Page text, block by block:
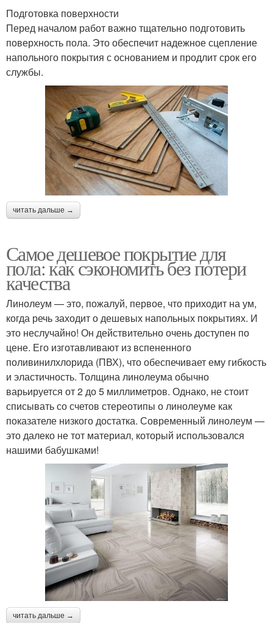
Подготовка поверхности
Перед началом работ важно тщательно подготовить
поверхность пола. Это обеспечит надежное сцепление
напольного покрытия с основанием и продлит срок его
службы.
читать дальше →
Самое дешевое покрытие для
пола: как сэкономить без потери
качества
Линолеум — это, пожалуй, первое, что приходит на ум,
когда речь заходит о дешевых напольных покрытиях. И
это неслучайно! Он действительно очень доступен по
цене. Его изготавливают из вспененного
поливинилхлорида (ПВХ), что обеспечивает ему гибкость
и эластичность. Толщина линолеума обычно
варьируется от 2 до 5 миллиметров. Однако, не стоит
списывать со счетов стереотипы о линолеуме как
показателе низкого достатка. Современный линолеум —
это далеко не тот материал, который использовался
нашими бабушками!
читать дальше →